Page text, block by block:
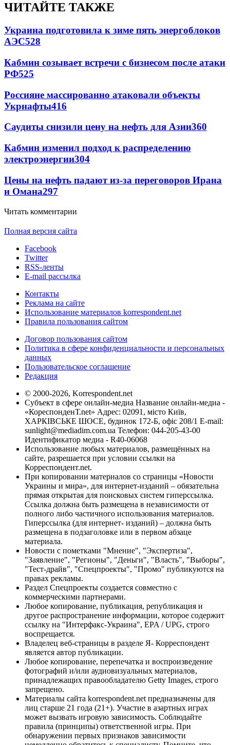
ЧИТАЙТЕ ТАКЖЕ
Украина подготовила к зиме пять энергоблоков
АЭС528
Кабмин созывает встречи с бизнесом после атаки
РФ525
Россияне массированно атаковали объекты
Укрнафты416
Саудиты снизили цену на нефть для Азии360
Кабмин изменил подход к распределению
электроэнергии304
Цены на нефть падают из-за переговоров Ирана
и Омана297
Читать комментарии
Полная версия сайта
Facebook
Twitter
RSS-ленты
E-mail рассылка
Контакты
Реклама на сайте
Использование материалов korrespondent.net
Правила пользования сайтом
Договор пользования сайтом
Политика в сфере конфиденциальности и персональных
данных
Пользовательское соглашение
Редакция
© 2000-2026, Korrespondent.net
Субъект в сфере онлайн-медиа Название онлайн-медиа -
«КореспонденТ.net» Адрес: 02091, місто Київ,
ХАРКІВСЬКЕ ШОСЕ, будинок 172-Б, офіс 208/1 E-mail:
sunlight@mediadim.com.ua Телефон: 044-205-43-00
Идентификатор медиа - R40-06068
Использование любых материалов, размещённых на
сайте, разрешается при условии ссылки на
Корреспондент.net.
При копировании материалов со страницы «Новости
Украины и мира», для интернет-изданий – обязательна
прямая открытая для поисковых систем гиперссылка.
Ссылка должна быть размещена в независимости от
полного либо частичного использования материалов.
Гиперссылка (для интернет- изданий) – должна быть
размещена в подзаголовке или в первом абзаце
материала.
Новости с пометками "Мнение", "Экспертиза",
"Заявление", "Регионы", "Деньги", "Власть", "Выборы",
"Тест-драйв", "Спецпроекты", "Промо" публикуются на
правах рекламы.
Раздел Спецпроекты создается совместно с
коммерческими партнерами.
Любое копирование, публикация, републикация и
другое распространение информации, которое содержит
ссылку на "Интерфакс-Украина", EPA / UPG, строго
воспрещается.
Владелец веб-страницы в разделе Я- Корреспондент
является автор публикации.
Любое копирование, перепечатка и воспроизведение
фотографий и/или аудиовизуальных материалов,
принадлежащих правообладателю Getty Images, строго
запрещено.
Материалы сайта korrespondent.net предназначены для
лиц старше 21 года (21+). Участие в азартных играх
может вызвать игровую зависимость. Соблюдайте
правила (принципы) ответственной игры. При
обнаружении первых признаков зависимости